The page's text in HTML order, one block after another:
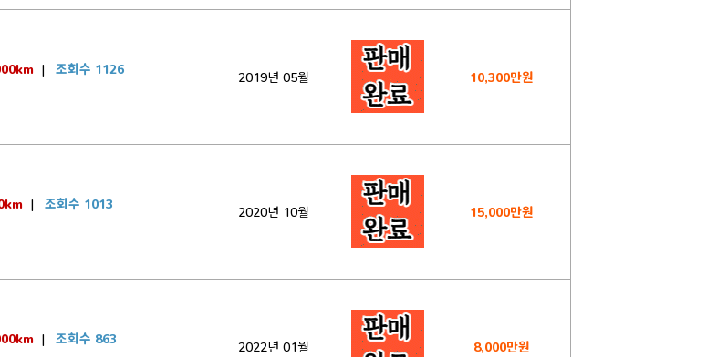
| 조회수 1126
2019년 05월 10,300만원
| 조회수 1013
2020년 10월 15,000만원
| 조회수 863
2022년 01월 8,000만원